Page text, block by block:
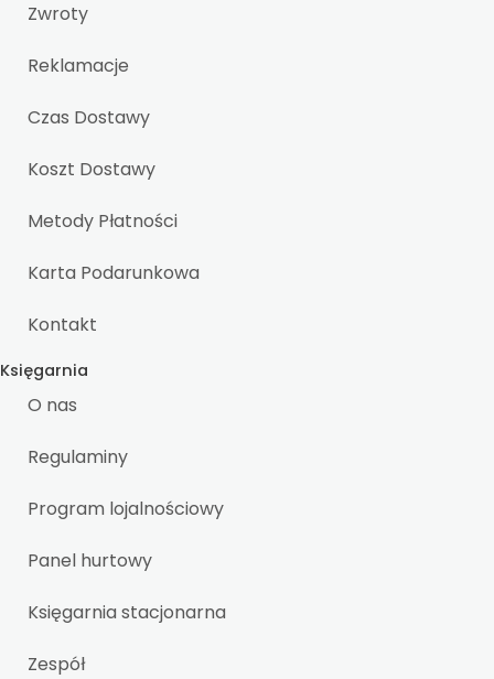
Zwroty
Reklamacje
Czas Dostawy
Koszt Dostawy
Metody Płatności
Karta Podarunkowa
Kontakt
Księgarnia
O nas
Regulaminy
Program lojalnościowy
Panel hurtowy
Księgarnia stacjonarna
Zespół